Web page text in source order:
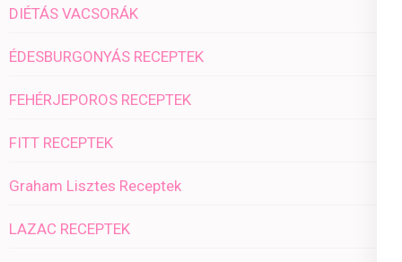
DIÉTÁS VACSORÁK
ÉDESBURGONYÁS RECEPTEK
FEHÉRJEPOROS RECEPTEK
FITT RECEPTEK
Graham Lisztes Receptek
LAZAC RECEPTEK